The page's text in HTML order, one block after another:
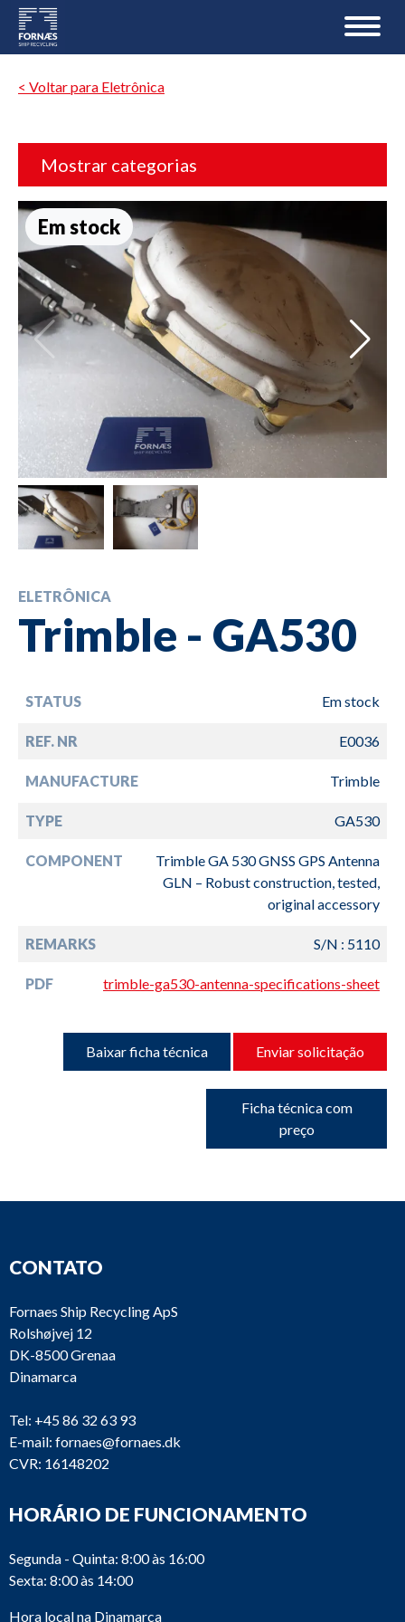
< Voltar para Eletrônica
Mostrar categorias
Em stock
ELETRÔNICA
Trimble - GA530
STATUS Em stock
REF. NR E0036
MANUFACTURE Trimble
TYPE GA530
COMPONENT
Trimble GA 530 GNSS GPS Antenna
GLN – Robust construction, tested,
original accessory
REMARKS S/N : 5110
PDF trimble-ga530-antenna-specifications-sheet
Baixar ficha técnica Enviar solicitação
Ficha técnica com
preço
CONTATO
Fornaes Ship Recycling ApS
Rolshøjvej 12
DK-8500 Grenaa
Dinamarca
Tel: +45 86 32 63 93
E-mail: fornaes@fornaes.dk
CVR: 16148202
HORÁRIO DE FUNCIONAMENTO
Segunda - Quinta: 8:00 às 16:00
Sexta: 8:00 às 14:00
Hora local na Dinamarca